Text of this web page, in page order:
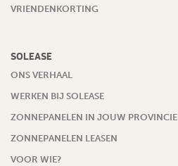
VRIENDENKORTING
SOLEASE
ONS VERHAAL
WERKEN BIJ SOLEASE
ZONNEPANELEN IN JOUW PROVINCIE
ZONNEPANELEN LEASEN
VOOR WIE?